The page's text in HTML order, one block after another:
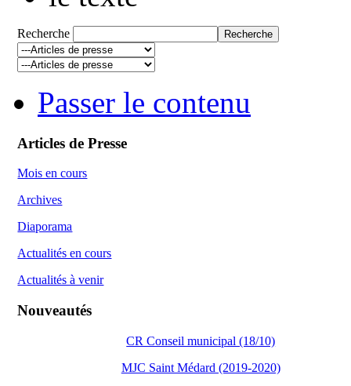
Recherche
Passer le contenu
Articles de Presse
Mois en cours
Archives
Diaporama
Actualités en cours
Actualités à venir
Nouveautés
CR Conseil municipal (18/10)
MJC Saint Médard (2019-2020)